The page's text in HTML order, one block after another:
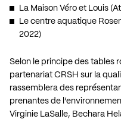
La Maison Véro et Louis
Le centre aquatique
2022)
Selon le principe des tables
partenariat CRSH sur la
rassemblera des
prenantes de
Virginie LaSalle, Bechara